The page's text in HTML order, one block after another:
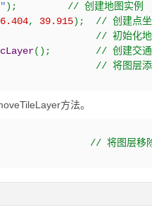
) ;
// 创建地图
, 39.915) ;
// 创建
// 初始化
( ) ;
// 创建交
// 将图层添
方法。
// 将图层移